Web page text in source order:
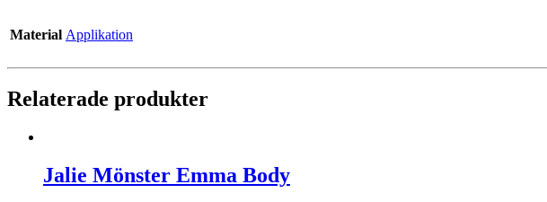
Material Applikation
Relaterade produkter
Jalie Mönster Emma Body